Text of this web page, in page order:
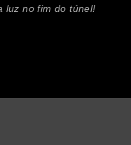
luz no fim do túnel!